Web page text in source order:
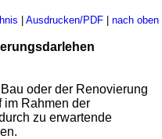
| Ausdrucken/PDF| nach oben
oder der Renovierung
im Rahmen der
zu erwartende